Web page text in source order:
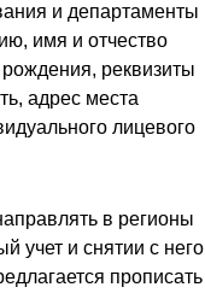
и департаменты
имя и отчество
рождения, реквизиты
адрес места
лицевого
в регионы
учет и снятии с него
прописать